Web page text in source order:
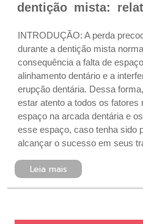
dentição mista:
INTRODUÇÃO: A perda
durante a dentição mista
consequência a falta de
alinhamento dentário e a
erupção dentária. Dessa
estar atento a todos os fatores
espaço na arcada dentária e
esse espaço, caso tenha sido
alcançar o sucesso em seus
Leia mais